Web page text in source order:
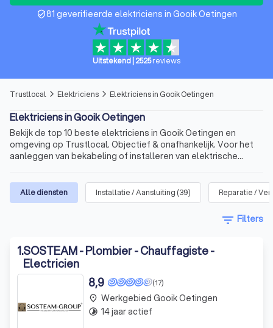
verified_user81 geverifieerde elektriciens in Gooik Oetingen
Uitstekend 2525reviews
Trustlocal arrow_forward_ios Elektriciens arrow_forward_ios Elektriciens in Gooik Oetingen
Elektriciens in Gooik Oetingen
Bekijk de top 10 beste elektriciens in Gooik Oetingen en
omgeving op Trustlocal. Objectief & onafhankelijk. Voor het
aanleggen van bekabeling of installeren van elektrische
Alle diensten Installatie / Aansluiting (39) Reparatie /
filter_list Filters
1.SOSTEAM - Plombier - Chauffagiste -
Electricien
(17)
8,9
place Werkgebied Gooik Oetingen
timelapse 14 jaar actief